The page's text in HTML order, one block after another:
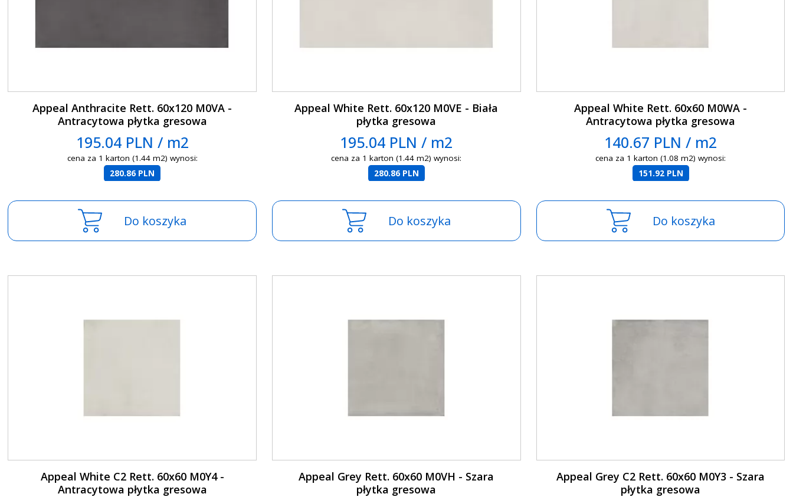
Appeal Anthracite Rett. 60x120 M0VA -
Antracytowa płytka gresowa
195.04 PLN / m2
cena za 1 karton (1.44 m2) wynosi:
280.86 PLN
Do koszyka
Appeal White Rett. 60x120 M0VE - Biała
płytka gresowa
195.04 PLN / m2
cena za 1 karton (1.44 m2) wynosi:
280.86 PLN
Do koszyka
Appeal White Rett. 60x60 M0WA -
Antracytowa płytka gresowa
140.67 PLN / m2
cena za 1 karton (1.08 m2) wynosi:
151.92 PLN
Do koszyka
Appeal White C2 Rett. 60x60 M0Y4 -
Antracytowa płytka gresowa
Appeal Grey Rett. 60x60 M0VH - Szara
płytka gresowa
Appeal Grey C2 Rett. 60x60 M0Y3 - Szara
płytka gresowa